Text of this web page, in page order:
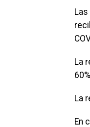
Las
La
La
En